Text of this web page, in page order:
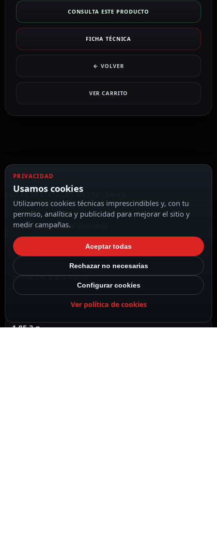
CONSULTA ESTE PRODUCTO
FICHA TÉCNICA
← VOLVER
VER CARRITO
CARACTERÍSTICAS DESTACADAS
VER TODAS LAS CARACTERÍSTICAS
174 mm (Ø) x 209 mm (Fo)
Protector para lluvia
1 85.3 g
PRIVACIDAD
Usamos cookies
Utilizamos cookies técnicas imprescindibles y, con tu
permiso, analítica y publicidad para mejorar el sitio y
medir campañas.
Aceptar todas
Rechazar no necesarias
Configurar cookies
Ver política de cookies